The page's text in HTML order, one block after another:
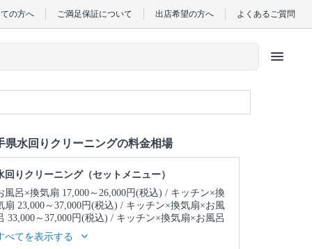
の方へ ご満足保証について 出店希望の方へ よくあるご質問
menu
県水回りクリーニングの料金相場
回りクリーニング（セットメニュー）
風呂×換気扇 17,000～26,000円(税込)
キッチン×換
扇 23,000～37,000円(税込)
キッチン×換気扇×お風
33,000～37,000円(税込)
キッチン×換気扇×お風呂
×トイレ 39,000～43,000円(税込)
風呂×トイレ×洗面所 43,000～47,000円(税込)
べてを表示する